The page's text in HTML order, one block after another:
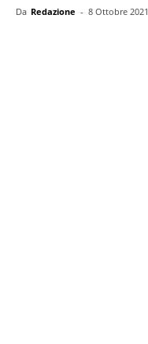
Da Redazione - 8 Ottobre 2021